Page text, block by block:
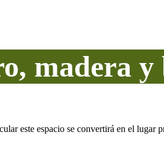
madera
este espacio se convertirá en el lugar